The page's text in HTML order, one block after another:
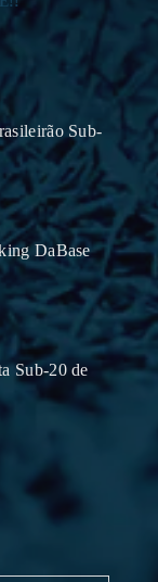
Sub-
DaBase
Sub-20 de